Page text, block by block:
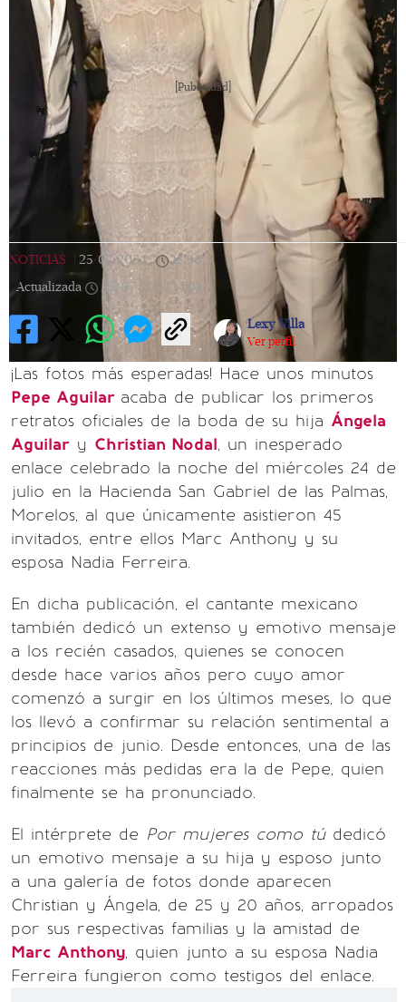
[Publicidad]
NOTICIAS 25/07/2024 | 13:36
Actualizada
25/07/2024 14:01
Lexy Villa
Ver perfil
¡Las fotos más esperadas! Hace unos minutos
Pepe Aguilar acaba de publicar los primeros
retratos oficiales de la boda de su hija Ángela
Aguilar y Christian Nodal, un inesperado
enlace celebrado la noche del miércoles 24 de
julio en la Hacienda San Gabriel de las Palmas,
Morelos, al que únicamente asistieron 45
invitados, entre ellos Marc Anthony y su
esposa Nadia Ferreira.
En dicha publicación, el cantante mexicano
también dedicó un extenso y emotivo mensaje
a los recién casados, quienes se conocen
desde hace varios años pero cuyo amor
comenzó a surgir en los últimos meses, lo que
los llevó a confirmar su relación sentimental a
principios de junio. Desde entonces, una de las
reacciones más pedidas era la de Pepe, quien
finalmente se ha pronunciado.
El intérprete de Por mujeres como túdedicó
un emotivo mensaje a su hija y esposo junto
a una galería de fotos donde aparecen
Christian y Ángela, de 25 y 20 años, arropados
por sus respectivas familias y la amistad de
Marc Anthony, quien junto a su esposa Nadia
Ferreira fungieron como testigos del enlace.